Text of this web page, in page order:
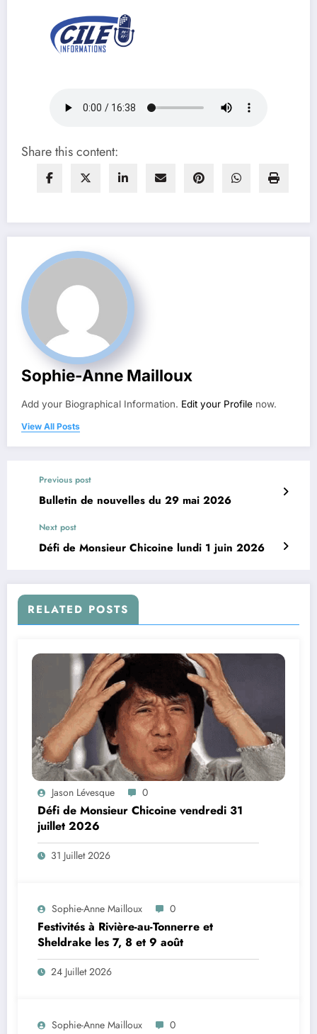
Share this content:
Sophie-Anne Mailloux
Add your Biographical Information. Edit your Profile now.
View All Posts
Previous post
Bulletin de nouvelles du 29 mai 2026
Next post
Défi de Monsieur Chicoine lundi 1 juin 2026
RELATED POSTS
Jason Lévesque 0
Défi de Monsieur Chicoine vendredi 31
juillet 2026
31 Juillet 2026
Sophie-Anne Mailloux 0
Festivités à Rivière-au-Tonnerre et
Sheldrake les 7, 8 et 9 août
24 Juillet 2026
Sophie-Anne Mailloux 0